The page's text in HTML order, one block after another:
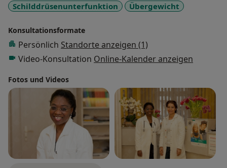
individuelle Ernährungssituation und berücksichtigt
dabei verschiedenste Faktoren wie Geschlecht Alter
Körpermaße Vorerkrankungen Familiengeschichte
und Ihre aktuelle Ernährungsweise um nur einige zu
nennen. Durch die Analyse erfahren Sie inwieweit Ihre
individuelle Ernährungssituation von den
Erkenntnissen der aktuellen Ernährungsmedizin
abweicht bzw. wie Sie Ihre Ernährung optimieren
Schilddrüsenunterfunktion
Übergewicht
Konsultationsformate
Persönlich Standorte anzeigen (1)
Video-Konsultation Online-Kalender anzeigen
Fotos und Videos